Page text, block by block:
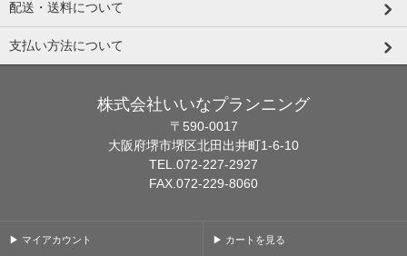
配送・送料について
支払い方法について
株式会社いいなプランニング
〒590-0017
大阪府堺市堺区北田出井町1-6-10
TEL.072-227-2927
FAX.072-229-8060
▶ マイアカウント ▶ カートを見る